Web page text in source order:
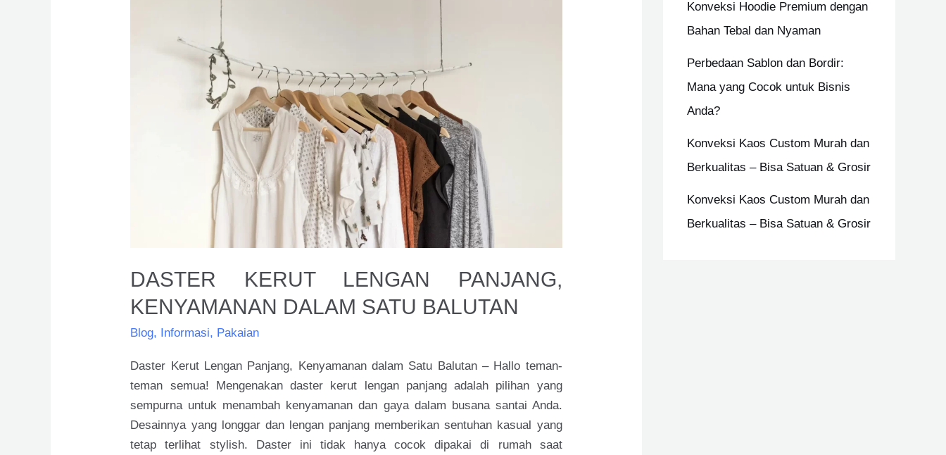
DASTER KERUT LENGAN PANJANG,
KENYAMANAN DALAM SATU BALUTAN
Blog, Informasi, Pakaian
Daster Kerut Lengan Panjang, Kenyamanan dalam Satu Balutan – Hallo teman-
teman semua! Mengenakan daster kerut lengan panjang adalah pilihan yang
sempurna untuk menambah kenyamanan dan gaya dalam busana santai Anda.
Desainnya yang longgar dan lengan panjang memberikan sentuhan kasual yang
tetap terlihat stylish. Daster ini tidak hanya cocok dipakai di rumah saat
Kenyamanan
Konveksi Hoodie Premium dengan
Bahan Tebal dan Nyaman
Perbedaan Sablon dan Bordir:
Mana yang Cocok untuk Bisnis
Anda?
Konveksi Kaos Custom Murah dan
Berkualitas – Bisa Satuan & Grosir
Konveksi Kaos Custom Murah dan
Berkualitas – Bisa Satuan & Grosir